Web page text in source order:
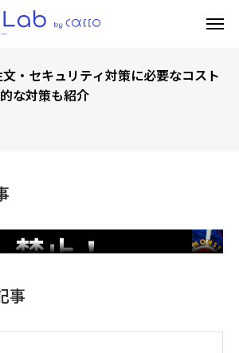
選販売による転売対策とは？事例・有効
を紹介
れた事例や販売店が行うべき対
事